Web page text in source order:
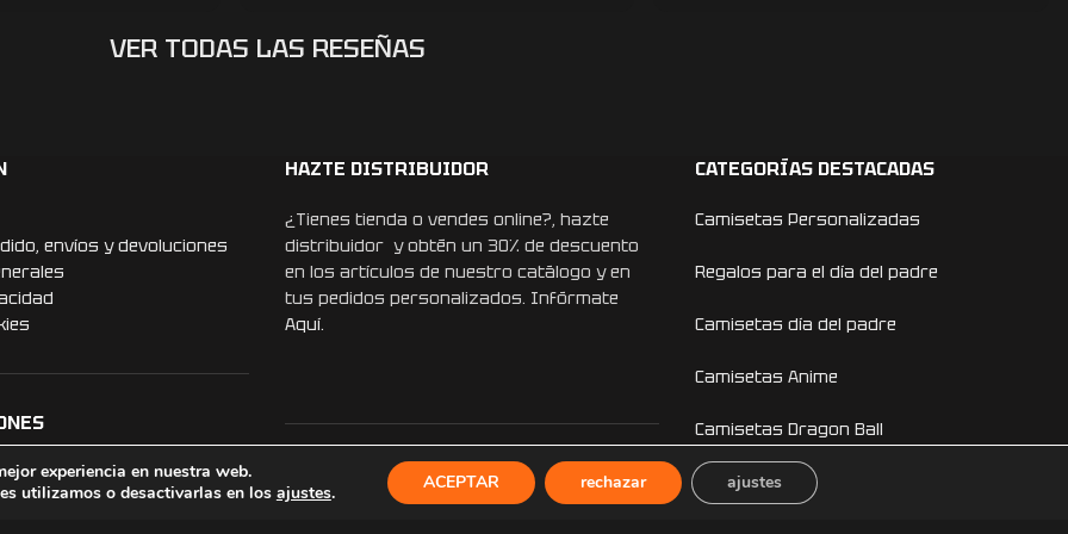
La calidad es
ha sorprendido a
que ponen
a confiar en
regalos. ¡Muchísimas
que un detalle tan
en un recuerdo
VER TODAS LAS RESEÑAS
envíos y devoluciones
HAZTE DISTRIBUIDOR
¿Tienes tienda o vendes online?, hazte
distribuidor y obtén un 30% de descuento
en los artículos de nuestro catálogo y en
tus pedidos personalizados. Infórmate
Aquí.
REDES SOCIALES
CATEGORÍAS DESTACADAS
Camisetas Personalizadas
Regalos para el día del padre
Camisetas día del padre
Camisetas Anime
Camisetas Dragon Ball
Camisetas One Piece
experiencia en nuestra web.
utilizamos o desactivarlas en los ajustes. ACEPTAR rechazar ajustes